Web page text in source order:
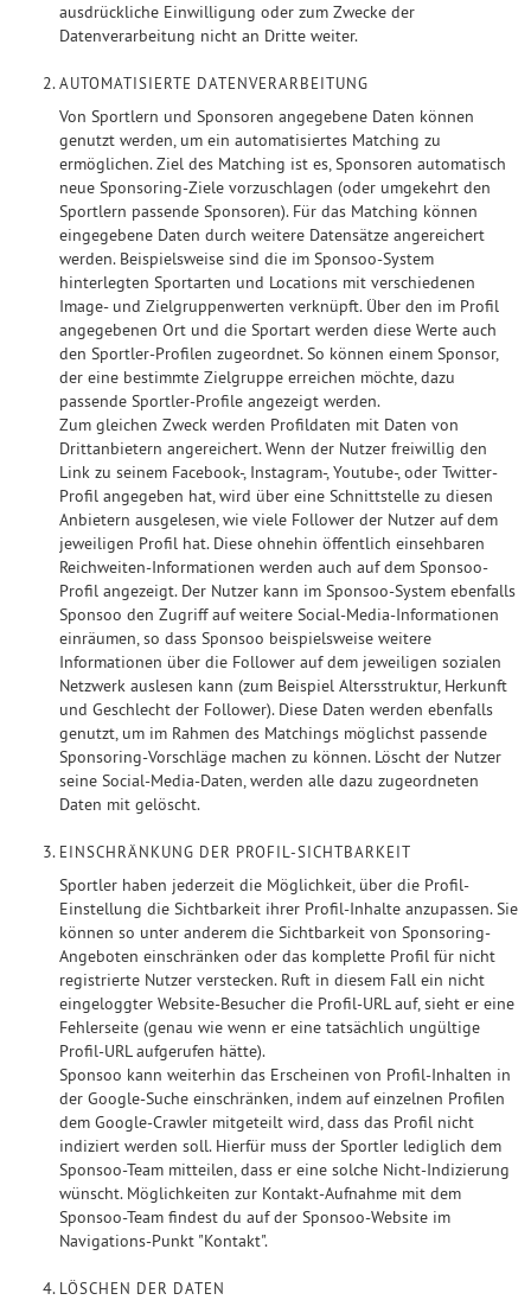
ausdrückliche Einwilligung oder zum Zwecke der
Datenverarbeitung nicht an Dritte weiter.
AUTOMATISIERTE DATENVERARBEITUNG
Von Sportlern und Sponsoren angegebene Daten können
genutzt werden, um ein automatisiertes Matching zu
ermöglichen. Ziel des Matching ist es, Sponsoren automatisch
neue Sponsoring-Ziele vorzuschlagen (oder umgekehrt den
Sportlern passende Sponsoren). Für das Matching können
eingegebene Daten durch weitere Datensätze angereichert
werden. Beispielsweise sind die im Sponsoo-System
hinterlegten Sportarten und Locations mit verschiedenen
Image- und Zielgruppenwerten verknüpft. Über den im Profil
angegebenen Ort und die Sportart werden diese Werte auch
den Sportler-Profilen zugeordnet. So können einem Sponsor,
der eine bestimmte Zielgruppe erreichen möchte, dazu
passende Sportler-Profile angezeigt werden.
Zum gleichen Zweck werden Profildaten mit Daten von
Drittanbietern angereichert. Wenn der Nutzer freiwillig den
Link zu seinem Facebook-, Instagram-, Youtube-, oder Twitter-
Profil angegeben hat, wird über eine Schnittstelle zu diesen
Anbietern ausgelesen, wie viele Follower der Nutzer auf dem
jeweiligen Profil hat. Diese ohnehin öffentlich einsehbaren
Reichweiten-Informationen werden auch auf dem Sponsoo-
Profil angezeigt. Der Nutzer kann im Sponsoo-System ebenfalls
Sponsoo den Zugriff auf weitere Social-Media-Informationen
einräumen, so dass Sponsoo beispielsweise weitere
Informationen über die Follower auf dem jeweiligen sozialen
Netzwerk auslesen kann (zum Beispiel Altersstruktur, Herkunft
und Geschlecht der Follower). Diese Daten werden ebenfalls
genutzt, um im Rahmen des Matchings möglichst passende
Sponsoring-Vorschläge machen zu können. Löscht der Nutzer
seine Social-Media-Daten, werden alle dazu zugeordneten
Daten mit gelöscht.
EINSCHRÄNKUNG DER PROFIL-SICHTBARKEIT
Sportler haben jederzeit die Möglichkeit, über die Profil-
Einstellung die Sichtbarkeit ihrer Profil-Inhalte anzupassen. Sie
können so unter anderem die Sichtbarkeit von Sponsoring-
Angeboten einschränken oder das komplette Profil für nicht
registrierte Nutzer verstecken. Ruft in diesem Fall ein nicht
eingeloggter Website-Besucher die Profil-URL auf, sieht er eine
Fehlerseite (genau wie wenn er eine tatsächlich ungültige
Profil-URL aufgerufen hätte).
Sponsoo kann weiterhin das Erscheinen von Profil-Inhalten in
der Google-Suche einschränken, indem auf einzelnen Profilen
dem Google-Crawler mitgeteilt wird, dass das Profil nicht
indiziert werden soll. Hierfür muss der Sportler lediglich dem
Sponsoo-Team mitteilen, dass er eine solche Nicht-Indizierung
wünscht. Möglichkeiten zur Kontakt-Aufnahme mit dem
Sponsoo-Team findest du auf der Sponsoo-Website im
Navigations-Punkt "Kontakt".
LÖSCHEN DER DATEN